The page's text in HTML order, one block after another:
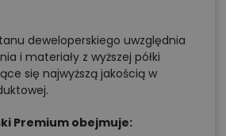
deweloperskiego uwzględnia
i materiały z wyższej półki
się najwyższą jakością w
Premium obejmuje: